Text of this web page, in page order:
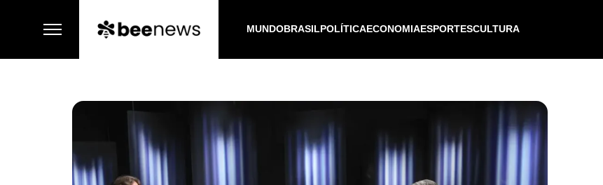
MUNDOBRASILPOLÍTICAECONOMIAESPORTESCULTURA